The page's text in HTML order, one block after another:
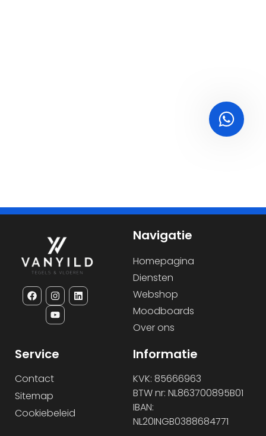
Navigatie
Homepagina
Diensten
Webshop
Moodboards
Over ons
Service
Contact
Sitemap
Cookiebeleid
Informatie
KVK: 85666963
BTW nr: NL863700895B01
IBAN:
NL20INGB0388684771